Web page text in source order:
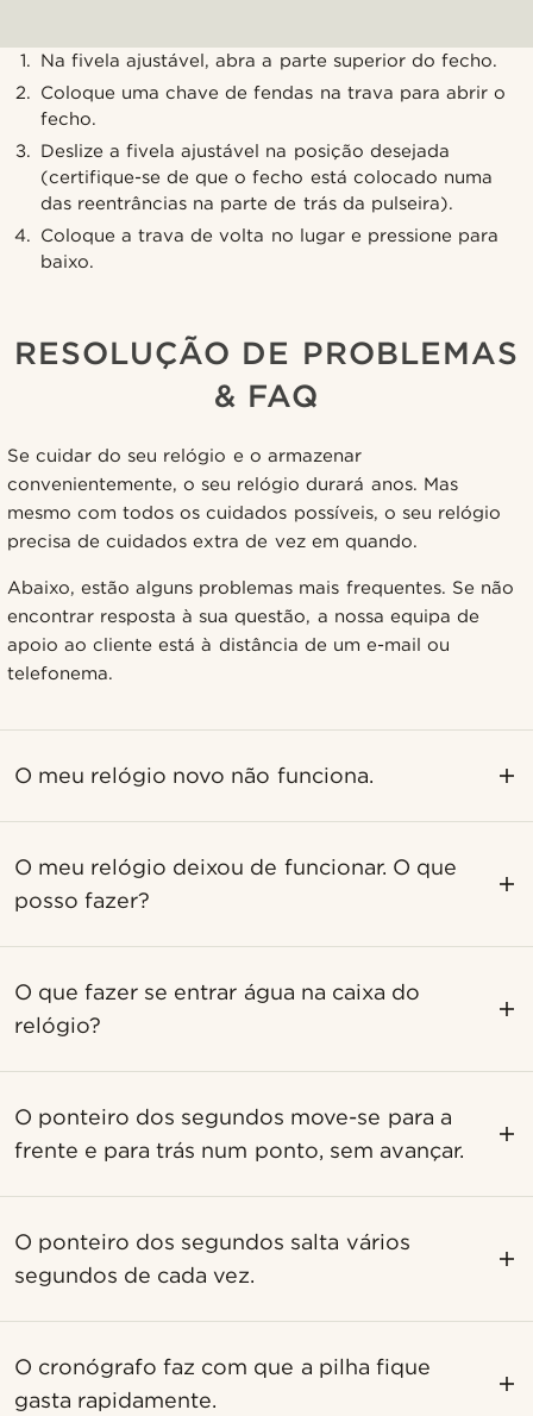
Na fivela ajustável, abra a parte superior do fecho.
Coloque uma chave de fendas na trava para abrir o
fecho.
Deslize a fivela ajustável na posição desejada
(certifique-se de que o fecho está colocado numa
das reentrâncias na parte de trás da pulseira).
Coloque a trava de volta no lugar e pressione para
baixo.
RESOLUÇÃO DE PROBLEMAS
& FAQ
Se cuidar do seu relógio e o armazenar
convenientemente, o seu relógio durará anos. Mas
mesmo com todos os cuidados possíveis, o seu relógio
precisa de cuidados extra de vez em quando.
Abaixo, estão alguns problemas mais frequentes. Se não
encontrar resposta à sua questão, a nossa equipa de
apoio ao cliente está à distância de um e-mail ou
telefonema.
O meu relógio novo não funciona.
O meu relógio deixou de funcionar. O que
posso fazer?
O que fazer se entrar água na caixa do
relógio?
O ponteiro dos segundos move-se para a
frente e para trás num ponto, sem avançar.
O ponteiro dos segundos salta vários
segundos de cada vez.
O cronógrafo faz com que a pilha fique
gasta rapidamente.